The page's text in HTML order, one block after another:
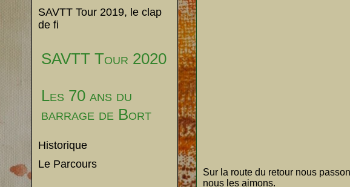
SAVTT Tour 2019, le clap
de fi
SAVTT Tour 2020
Les 70 ans du
barrage de Bort
Historique
Le Parcours
Sur la route du retour nous
nous les aimons.